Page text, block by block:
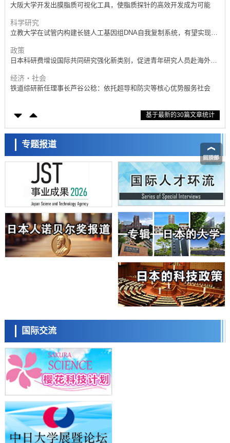
立教大学在试管内构建长链人工基因组DNA自我复制系统，有望实现携
政策
日本科研费增设国际共同研究强化新类别，促进青年研究人员赴海外开
经济・社会
铁道综研新任理事长芦谷公稔：依托超导和防灾等核心优势服务社会
科学研究
东京大学通过叶绿体基因组编辑技术强化碳固定酶，成功提高光合作用
藤田医科大学等成功鉴定出非结核分枝杆菌生存的必需基因，首次揭示
经济・社会
【AI法下篇】如何应对AI的不可控性——中央大学平野晋教授专访
科学研究
日本学术会议：为保持土壤健康应采取哪些措施？探讨土壤保护与强化
的具体对策
科学研究
大阪大学开发基于水氢键网络的温度预测新方法，AI从分子排列信息中
高精度解读
经济・社会
【AI法上篇】如何对“将人生交给AI”保持危机感——中央大学平野晋教
授专访
科学研究
庆应义塾大学阐明脑内“游击手”小胶质细胞包裹保护受损神经细胞的机
制，有望用于开发阿尔茨海默病等疾病疗法
日本东北大学与横滨橡胶全球首次从纳米尺度揭示橡胶—黄铜粘接界面
劣化抑制机制，为提升轮胎安全性与耐久性的材料设计开辟道路
成为新型功能性材料
科学研究
群马大学开发针对难治性癫痫的新型基因疗法，利用超小型GAD67启动
子抑制发作
科学研究
九州大学揭示夜间眼压升高机制：两种激素波动叠加所致
科学研究
东京都产技研采用新手法开发出可稳定工作至300℃的介电材料，已验
证电容器可在汽车发动机等高温环境下工作
经济・社会
日本生成式AI使用者占比一年内翻倍，但与中美德仍有较大差距
政策
基于最新的30篇文章统计
专题报道
国际交流
日本科学未来馆 科学交
流员
陈小牧